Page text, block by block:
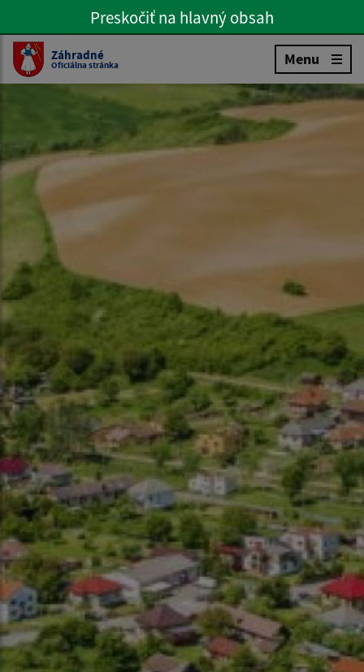
Preskočiť na hlavné menu
Preskočiť na hlavný obsah
Slovenčina
Záhradné
Oficiálna stránka Menu